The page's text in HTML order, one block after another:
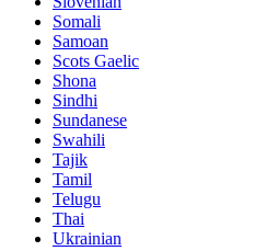
Somali
Samoan
Scots Gaelic
Shona
Sindhi
Sundanese
Swahili
Tajik
Tamil
Telugu
Thai
Ukrainian